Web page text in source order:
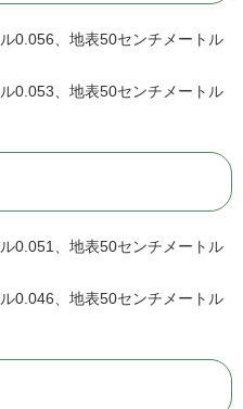
0.056、地表50センチメートル
0.053、地表50センチメートル
0.051、地表50センチメートル
0.046、地表50センチメートル